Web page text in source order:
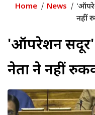
Home News
नहीं
'ऑपरेशन सिंदूर'
नेता ने नहीं